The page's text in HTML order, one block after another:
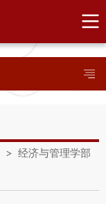
> 经济与管理学部